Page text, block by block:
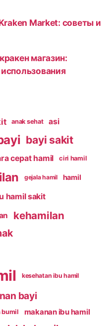
Market: советы и
магазин:
anak sehat
asi
bayi sakit
cepat hamil ciri hamil
gejala hamil hamil
hamil sakit
kehamilan
kesehatan ibu hamil
bayi
bumil makanan ibu hamil